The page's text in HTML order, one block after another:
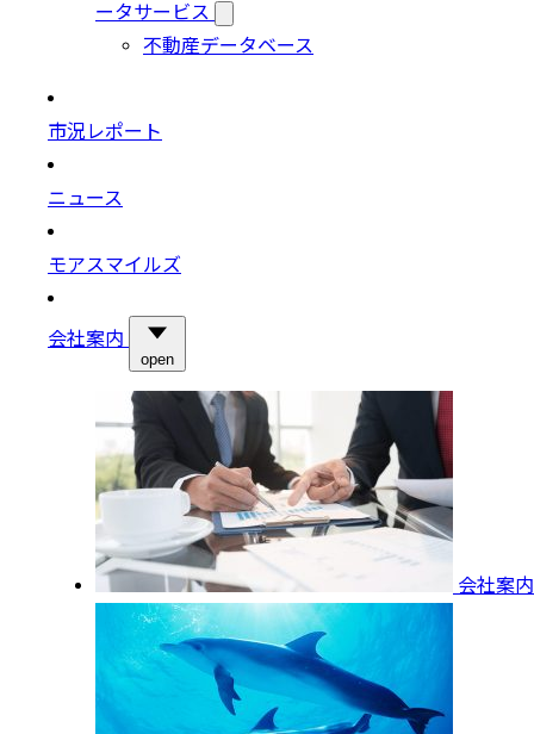
ータサービス
不動産データベース
市況レポート
ニュース
モアスマイルズ
会社案内
open
会社案内